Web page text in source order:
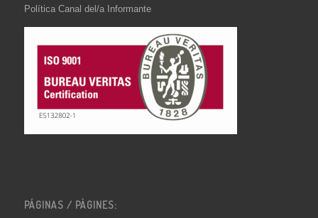
Política Canal del/a Informante
PÁGINAS / PÀGINES: